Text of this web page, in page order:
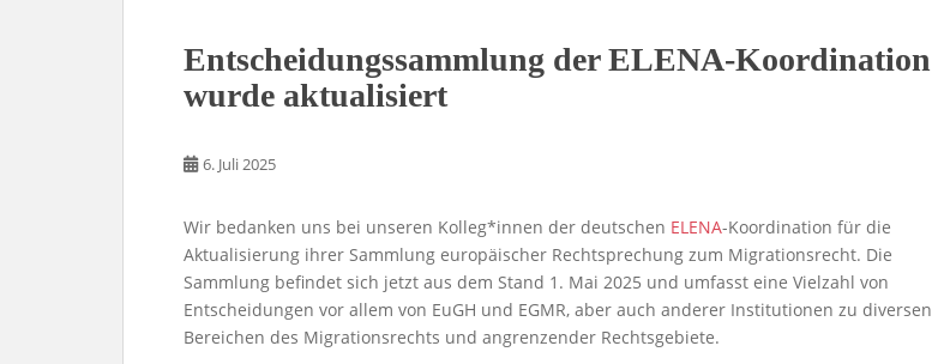
Entscheidungssammlung der ELENA-Koordination
wurde aktualisiert
6. Juli 2025
Wir bedanken uns bei unseren Kolleg*innen der deutschen ELENA-Koordination für die
Aktualisierung ihrer Sammlung europäischer Rechtsprechung zum Migrationsrecht. Die
Sammlung befindet sich jetzt aus dem Stand 1. Mai 2025 und umfasst eine Vielzahl von
Entscheidungen vor allem von EuGH und EGMR, aber auch anderer Institutionen zu diversen
Bereichen des Migrationsrechts und angrenzender Rechtsgebiete.